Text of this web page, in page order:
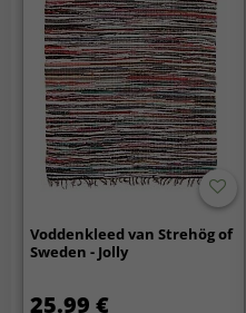
Voddenkleed van Strehög of
Sweden - Jolly
25.99 €